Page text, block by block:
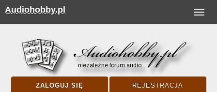
Toggle
Audiohobby.pl
ZALOGUJ SIĘ REJESTRACJA